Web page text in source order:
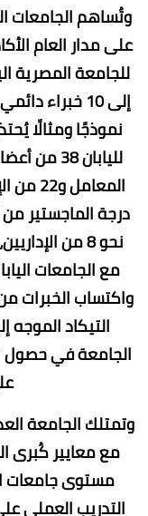
للجامعة المصرية
إلى 10 خبراء
نموذجًا ومثالًا
درجة الماجستير من
نحو 8 من
مع الجامعات
واكتساب الخبرات
التيكاد الموجه
وتمتلك الجامعة
مع معايير كُبرى
مستوى جامعات
التدريب العملي